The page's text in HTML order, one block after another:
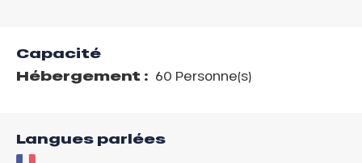
Capacité
Hébergement : 60 Personne(s)
Langues parlées